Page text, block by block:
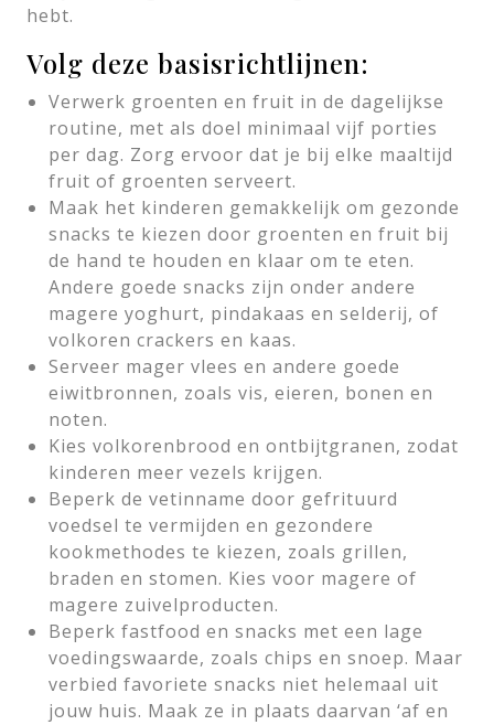
hebt.
Volg deze basisrichtlijnen:
Verwerk groenten en fruit in de dagelijkse
routine, met als doel minimaal vijf porties
per dag. Zorg ervoor dat je bij elke maaltijd
fruit of groenten serveert.
Maak het kinderen gemakkelijk om gezonde
snacks te kiezen door groenten en fruit bij
de hand te houden en klaar om te eten.
Andere goede snacks zijn onder andere
magere yoghurt, pindakaas en selderij, of
volkoren crackers en kaas.
Serveer mager vlees en andere goede
eiwitbronnen, zoals vis, eieren, bonen en
noten.
Kies volkorenbrood en ontbijtgranen, zodat
kinderen meer vezels krijgen.
Beperk de vetinname door gefrituurd
voedsel te vermijden en gezondere
kookmethodes te kiezen, zoals grillen,
braden en stomen. Kies voor magere of
magere zuivelproducten.
Beperk fastfood en snacks met een lage
voedingswaarde, zoals chips en snoep. Maar
verbied favoriete snacks niet helemaal uit
jouw huis. Maak ze in plaats daarvan ‘af en